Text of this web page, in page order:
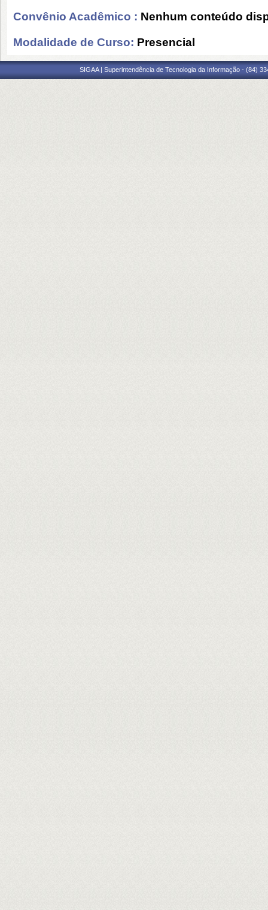
Convênio Acadêmico : Nenhum conteúdo
Modalidade de Curso: Presencial
SIGAA | Superintendência de Tecnologia da Informação - (84)